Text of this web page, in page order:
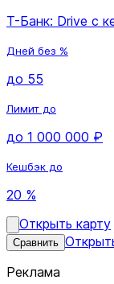
Т-Банк: Drive с
Дней без %
до 55
Лимит до
до 1 000 000 ₽
Кешбэк до
20 %
Открыть карту
Сравнить
Реклама